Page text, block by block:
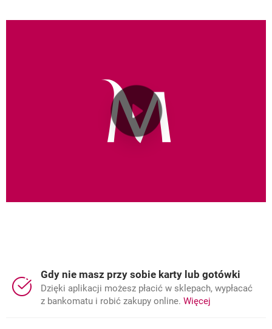
Aplikacja
Gdy nie masz przy sobie karty lub gotówki
Dzięki aplikacji możesz płacić w sklepach, wypłacać
z bankomatu i robić zakupy online. Więcej